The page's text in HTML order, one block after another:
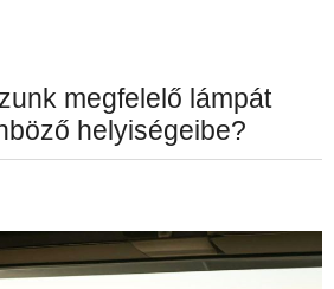
megfelelő lámpát
helyiségeibe?